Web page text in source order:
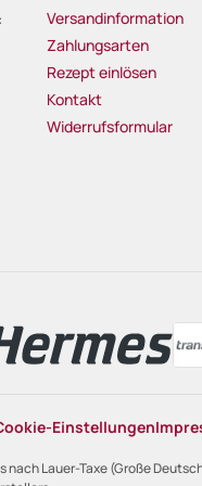
Versandinformation
Zahlungsarten
Rezept einlösen
Kontakt
Widerrufsformular
Einstellungen
nach Lauer-Taxe (Große